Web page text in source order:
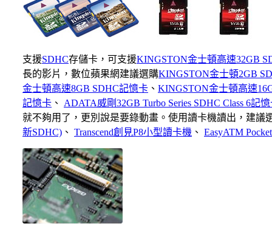
支援SDHC存儲卡，可支援KINGSTON金士頓高速32GB
長的影片，數位蘋果網建議選購KINGSTON金士頓2GB
金士頓高速8GB SDHC記憶卡 、 KINGSTON金士頓高速
記憶卡 、 ADATA威剛32GB Turbo Series SDHC Class 6記
就不夠用了，更別說是要錄動畫。使用讀卡機讀出，建議
新SDHC) 、 Transcend創見P8小型讀卡機 、 EasyATM